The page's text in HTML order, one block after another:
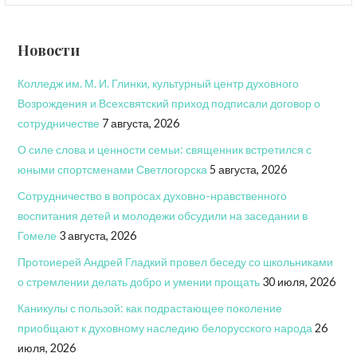
Новости
Колледж им. М. И. Глинки, культурный центр духовного
Возрождения и Всехсвятский приход подписали договор о
сотрудничестве 7 августа, 2026
О силе слова и ценности семьи: священник встретился с
юными спортсменами Светлогорска 5 августа, 2026
Сотрудничество в вопросах духовно-нравственного
воспитания детей и молодежи обсудили на заседании в
Гомеле 3 августа, 2026
Протоиерей Андрей Гладкий провел беседу со школьниками
о стремлении делать добро и умении прощать 30 июля, 2026
Каникулы с пользой: как подрастающее поколение
приобщают к духовному наследию белорусского народа 26
июля, 2026